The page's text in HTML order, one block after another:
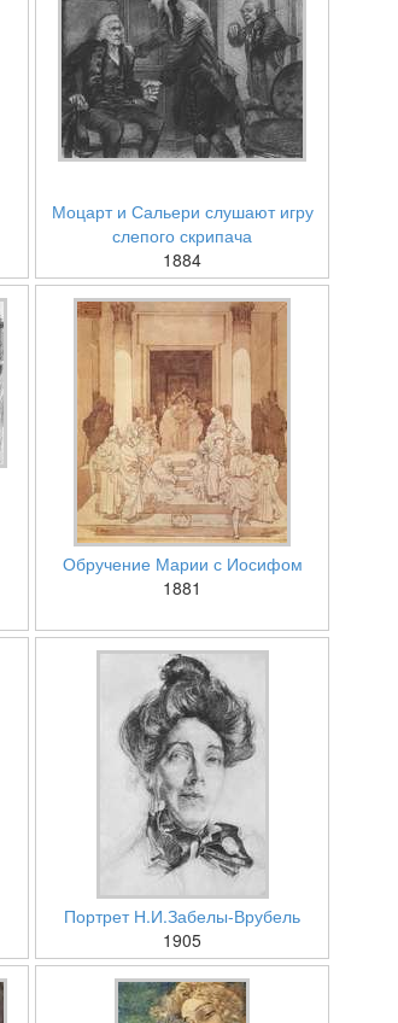
Моцарт и Сальери слушают игру
слепого скрипача
1884
Обручение Марии с Иосифом
1881
Портрет Н.И.Забелы-Врубель
1905